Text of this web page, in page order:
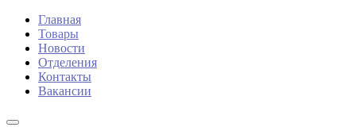
Главная
Товары
Новости
Отделения
Контакты
Вакансии